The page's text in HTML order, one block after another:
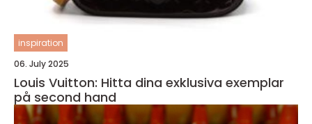
inspiration
06. July 2025
Louis Vuitton: Hitta dina exklusiva exemplar
på second hand